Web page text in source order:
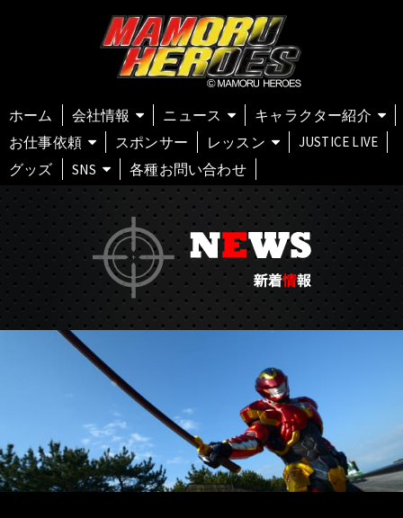
ホーム 会社情報 ニュース
キャラクター紹介
お仕事依頼
スポンサー レッスン JUSTICE LIVE
グッズ SNS 各種お問い合わせ